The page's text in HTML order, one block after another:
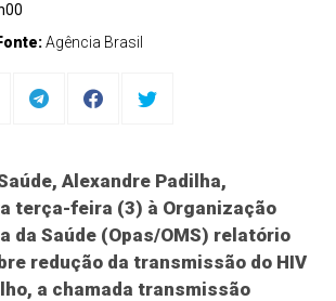
Agência Brasil
Alexandre Padilha,
terça-feira (3) à Organização
da Saúde (Opas/OMS) relatório
redução da transmissão do HIV
a chamada transmissão